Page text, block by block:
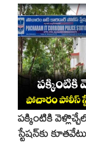
పక్కింటికి
స్టేషన్‌‌కు